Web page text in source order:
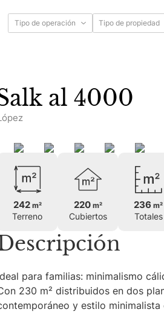
Tipo de operación Tipo de propiedad
Jonas Salk al 4000
242 m²
Terreno
220 m²
Cubiertos
236 m²
Totales
para familias: minimalismo
230 m² distribuidos en dos
y estilo